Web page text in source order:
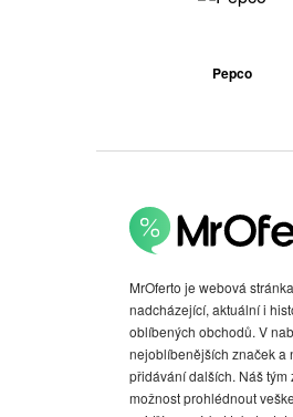
Pepco
MrOferto je webová
nadcházející, aktuální i
oblíbených obchodů. V
nejoblíbenějších značek a
přidávání dalších. Náš tým
možnost prohlédnout